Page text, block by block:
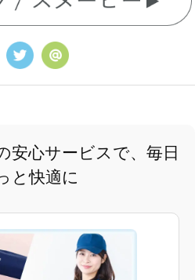
安心サービスで、毎日
と快適に